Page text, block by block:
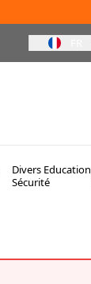
Divers Education
Sécurité